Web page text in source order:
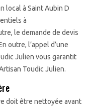
local à Saint Aubin D
à
le demande de devis
outre, l’appel d’une
Julien vous garantit
Toudic Julien.
doit être nettoyée avant